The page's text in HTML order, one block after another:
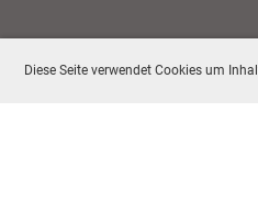
Diese Seite verwendet Cookies um